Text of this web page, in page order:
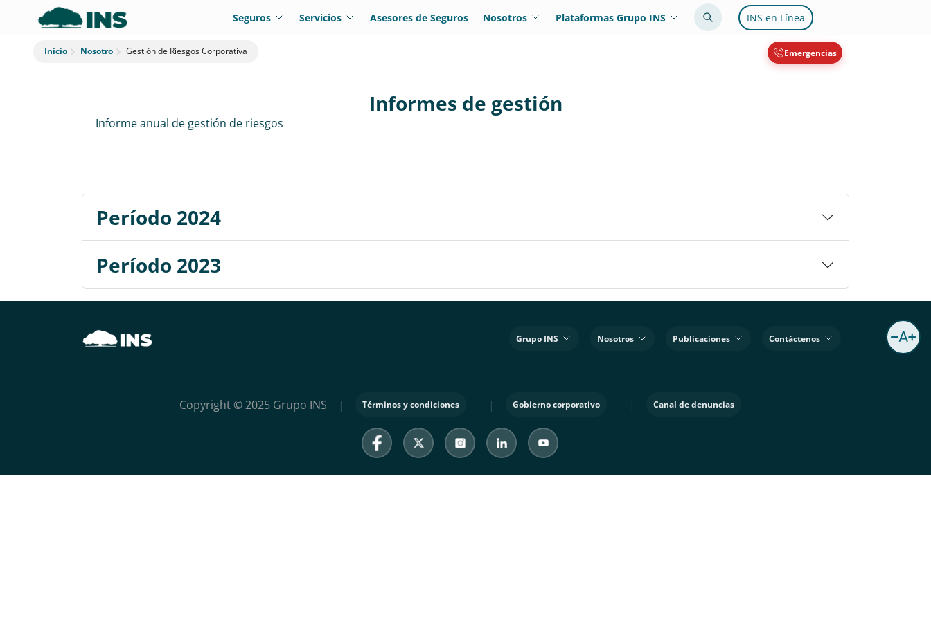
Seguros Servicios Asesores de Seguros Nosotros Plataformas Grupo INS INS en Línea
Inicio Nosotro Gestión de Riesgos Corporativa Emergencias
Informes de gestión
Informe anual de gestión de riesgos
Período 2024
Período 2023
Grupo INS Nosotros Publicaciones Contáctenos
Copyright © 2025 Grupo INS | Términos y condiciones | Gobierno corporativo | Canal de denuncias